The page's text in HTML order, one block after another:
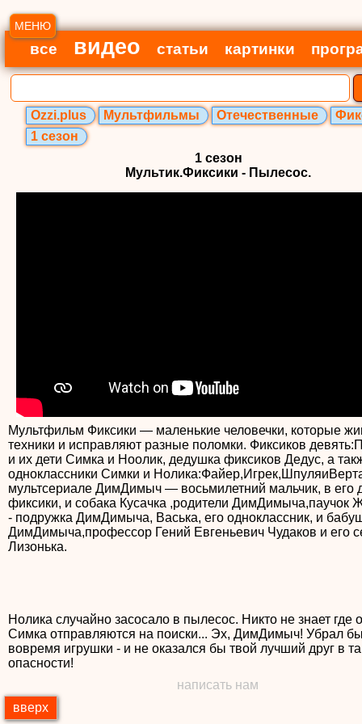
МЕНЮ
все видео статьи картинки
Ozzi.plus Мультфильмы Отечественные
1 сезон
1 сезон
Мультик.Фиксики - Пылесос.
Мультфильм Фиксики — маленькие человечки, которые
техники и исправляют разные поломки. Фиксиков
и их дети Симка и Ноолик, дедушка фиксиков Дедус, а
одноклассники Симки и
мультсериале ДимДимыч — восьмилетний мальчик, в его
фиксики, и собака Кусачка ,родители ДимДимыча,паучок
- подружка ДимДимыча, Васька, его одноклассник, и
ДимДимыча,профессор Гений Евгеньевич Чудаков и его
Лизонька.
Нолика случайно засосало в пылесос. Никто не знает где
Симка отправляются на поиски... Эх, ДимДимыч! Убрал
вовремя игрушки - и не оказался бы твой лучший друг в
написать нам
вверх